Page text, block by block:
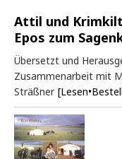
Attil und
Epos zum
Übersetzt und
Zusammenarbeit mit
Sträßner